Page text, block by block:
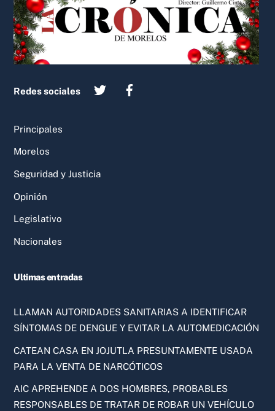
Top
Redes sociales
Principales
Morelos
Seguridad y Justicia
Opinión
Legislativo
Nacionales
Ultimas entradas
LLAMAN AUTORIDADES SANITARIAS A IDENTIFICAR
SÍNTOMAS DE DENGUE Y EVITAR LA AUTOMEDICACIÓN
CATEAN CASA EN JOJUTLA PRESUNTAMENTE USADA
PARA LA VENTA DE NARCÓTICOS
AIC APREHENDE A DOS HOMBRES, PROBABLES
RESPONSABLES DE TRATAR DE ROBAR UN VEHÍCULO